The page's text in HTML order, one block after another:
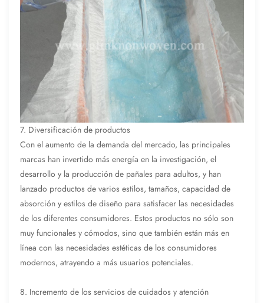
7. Diversificación de productos
Con el aumento de la demanda del mercado, las principales
marcas han invertido más energía en la investigación, el
desarrollo y la producción de pañales para adultos, y han
lanzado productos de varios estilos, tamaños, capacidad de
absorción y estilos de diseño para satisfacer las necesidades
de los diferentes consumidores. Estos productos no sólo son
muy funcionales y cómodos, sino que también están más en
línea con las necesidades estéticas de los consumidores
modernos, atrayendo a más usuarios potenciales.
8. Incremento de los servicios de cuidados y atención